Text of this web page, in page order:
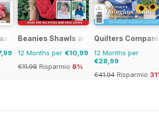
Beanies Shawls and Scarves
12 Months per €10,99
€11.98 Risparmio 8%
Quilters
12 Months per
€28,99
€41.94 Risparmio